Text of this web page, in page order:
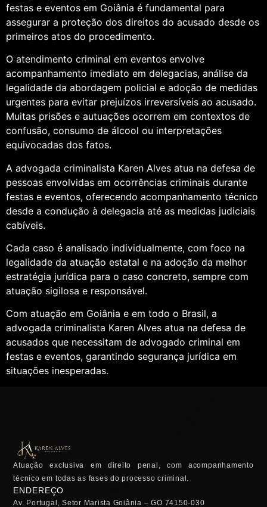
festas e eventos em Goiânia é fundamental para
assegurar a proteção dos direitos do acusado desde os
primeiros atos do procedimento.
O atendimento criminal em eventos envolve
acompanhamento imediato em delegacias, análise da
legalidade da abordagem policial e adoção de medidas
urgentes para evitar prejuízos irreversíveis ao acusado.
Muitas prisões e autuações ocorrem em contextos de
confusão, consumo de álcool ou interpretações
equivocadas dos fatos.
A advogada criminalista Karen Alves atua na defesa de
pessoas envolvidas em ocorrências criminais durante
festas e eventos, oferecendo acompanhamento técnico
desde a condução à delegacia até as medidas judiciais
cabíveis.
Cada caso é analisado individualmente, com foco na
legalidade da atuação estatal e na adoção da melhor
estratégia jurídica para o caso concreto, sempre com
atuação sigilosa e responsável.
Com atuação em Goiânia e em todo o Brasil, a
advogada criminalista Karen Alves atua na defesa de
acusados que necessitam de advogado criminal em
festas e eventos, garantindo segurança jurídica em
situações inesperadas.
Atuação exclusiva em direito penal, com acompanhamento
técnico em todas as fases do processo criminal.
ENDEREÇO
Av. Portugal, Setor Marista Goiânia – GO 74150-030